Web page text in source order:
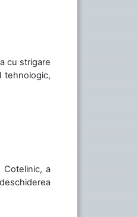
cu strigare
tehnologic,
Cotelinic, a